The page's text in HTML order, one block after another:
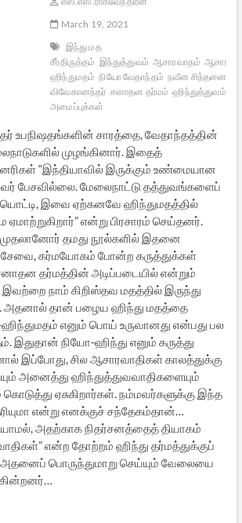
March 19, 2021
இந்து மத
சீர்திருத்தம் இந்துத்துவம் ஆசாரவாதம்
ஹிந்துமதம் நியோ வேதாந்தம் நவீன சிந்தனை
விவேகானந்தர் சனாதன தர்மம் ஹிந்துத்துவம்
அமைப்புக்கள்
உபநிஷதங்களின் சாரத்தை, வேதாந்தத்தின்
முழங்கினார். இதைத்
“இந்தியாவில் இருக்கும் உண்மையான
பேசவில்லை. மேலைநாட்டு தத்துவங்களைப்
இவை ஏற்கனவே ஹிந்துமதத்தில்
என்று பிரசாரம் செய்தனர்.
முதலானோர் தமது நூல்களில் இதனை
கர்மயோகம் போன்ற கருத்துக்கள்
தர்மத்தின் அடிப்படையில் என்றும்
நாம் கிறிஸ்தவ மதத்தில் இருந்து
தான் பழைய ஹிந்து மதத்தை
ஹிந்துமதம் எனும் பொய் உருவானது என்பது பல
இதுதான் நியோ-ஹிந்து எனும் கருத்து
இப்போது, சில ஆசாரவாதிகள் காலத்துக்கு
அனைத்து ஹிந்துத்துவவாதிகளையும்
கொடுத்து ஏசுகிறார்கள். நம்மவர்களுக்கு இந்த
என்று எனக்குச் சந்தேகம்தான்…
அதற்காக நிதர்சனத்தைத் தியாகம்
என்ற தோற்றம் ஹிந்து தர்மத்துக்குப்
பொருந்துமாறு செய்யும் வேலையை